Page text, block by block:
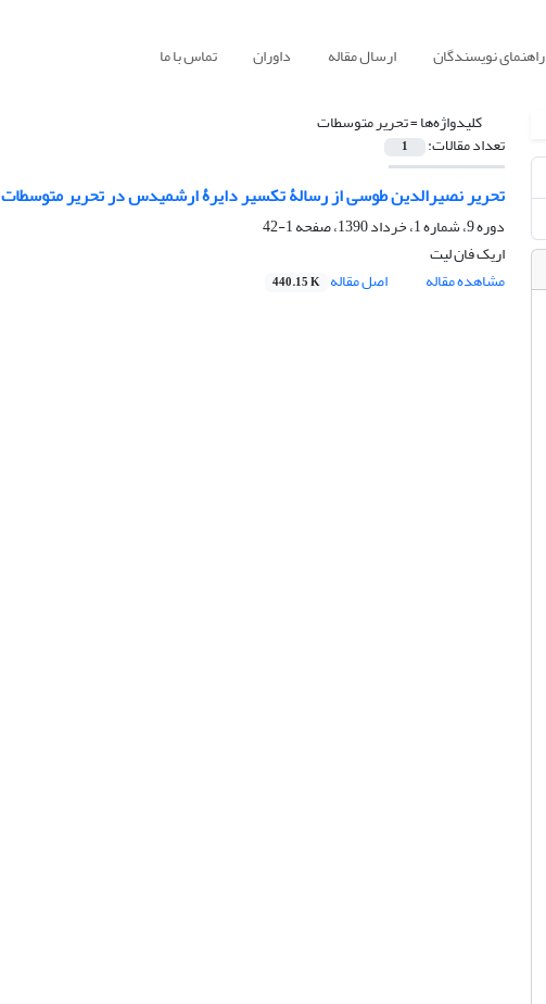
راهنمای نویسندگان ارسال مقاله داوران تماس با ما
کلیدواژه‌ها =تحریر متوسطات
تعداد مقالات: 1
تحریر نصیرالدین طوسی از رسالۀ تکسیر دایرۀ ارشمیدس در تحریر متوسطات
دوره 9، شماره 1، خرداد 1390، صفحه
1-42
اریک فان لیت
مشاهده مقاله
اصل مقاله 440.15 K